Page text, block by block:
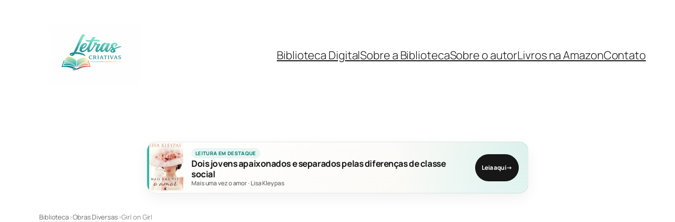
Biblioteca DigitalSobre a BibliotecaSobre o autorLivros na AmazonContato
LEITURA EM DESTAQUE
Dois jovens apaixonados e separados pelas diferenças de classe
social
Mais uma vez o amor · Lisa Kleypas
Leia aqui→
Biblioteca›Obras Diversas›Girl on Girl